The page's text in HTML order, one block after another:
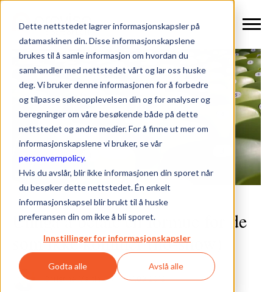
Dette nettstedet lagrer informasjonskapsler på
datamaskinen din. Disse informasjonskapslene
brukes til å samle informasjon om hvordan du
samhandler med nettstedet vårt og lar oss huske
deg. Vi bruker denne informasjonen for å forbedre
og tilpasse søkeopplevelsen din og for analyser og
beregninger om våre besøkende både på dette
nettstedet og andre medier. For å finne ut mer om
informasjonskapslene vi bruker, se vår
personvernpolicy.
Hvis du avslår, blir ikke informasjonen din sporet når
du besøker dette nettstedet. Én enkelt
informasjonskapsel blir brukt til å huske
preferansen din om ikke å bli sporet.
Innstillinger for informasjonskapsler
Godta alle Avslå alle
Unngå å betale en formue for de
som ikke kommer (no-show)
Christine Martin 01.08.2019